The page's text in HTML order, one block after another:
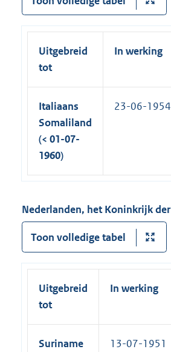
Uitgebreid
tot
In werking
Italiaans
Somaliland
(< 01-07-
1960)
23-06-1954
Nederlanden, het Koninkrijk der
Toon volledige tabel
Uitgebreid
tot
In werking
Suriname
13-07-1951